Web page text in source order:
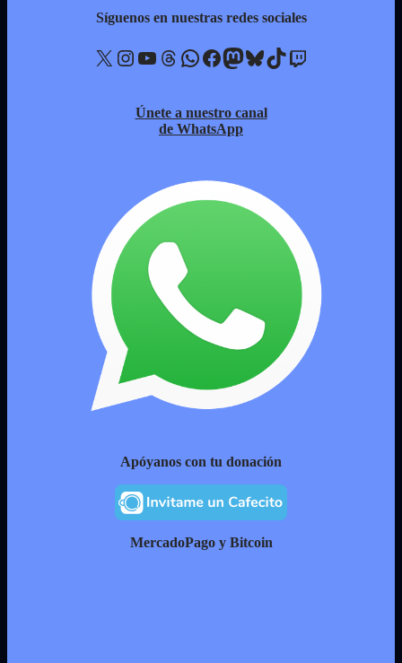
Síguenos en nuestras redes sociales
X Instagram YouTube Threads WhatsApp Facebook Mastodon Bluesky TikTok Twitch
Únete a nuestro canal
de WhatsApp
Apóyanos con tu donación
MercadoPago y Bitcoin